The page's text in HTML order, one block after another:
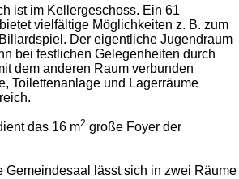
ist im Kellergeschoss. Ein 61
vielfältige Möglichkeiten z. B. zum
Der eigentliche Jugendraum
bei festlichen Gelegenheiten durch
dem anderen Raum verbunden
Toilettenanlage und Lagerräume
das 16 m2 große Foyer der
Gemeindesaal lässt sich in zwei Räume